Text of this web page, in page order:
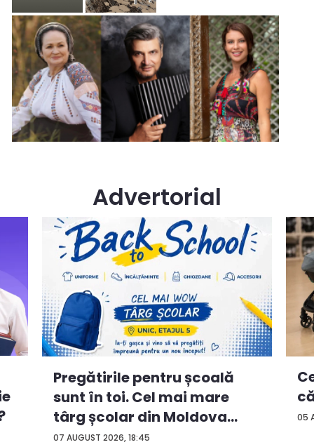
Advertorial
07 AUGUST 2026, 18:45
Pregătirile pentru școală
sunt în toi. Cel mai mare
târg școlar din Moldova
con...
05